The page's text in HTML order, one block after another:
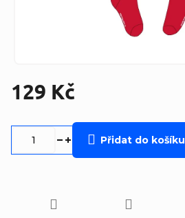
129 Kč
Přidat do košíku